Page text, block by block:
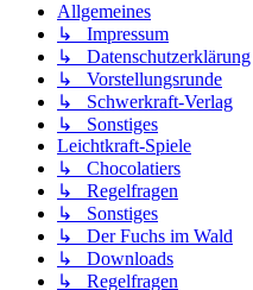
Allgemeines
↳ Impressum
↳ Datenschutzerklärung
↳ Vorstellungsrunde
↳ Schwerkraft-Verlag
↳ Sonstiges
Leichtkraft-Spiele
↳ Chocolatiers
↳ Regelfragen
↳ Sonstiges
↳ Der Fuchs im Wald
↳ Downloads
↳ Regelfragen